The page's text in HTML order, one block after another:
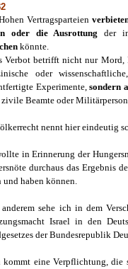
Vertragsparteien
oder die Ausrottung
der
könnte.
Verbot betrifft nicht nur Mord,
oder
Experimente,sondern
Beamte oder
nennt hier eindeutig
in Erinnerung der
durchaus das Ergebnis
und haben können.
sehe ich in dem
Israel in den
der Bundesrepublik
kommt eine Verpflichtung, die